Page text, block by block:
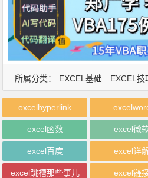
所属分类： EXCEL基础 EXCEL技
excelhyperlink
excel函数 excel微
excel百度 excel详
excel跳槽那些事儿 excel链